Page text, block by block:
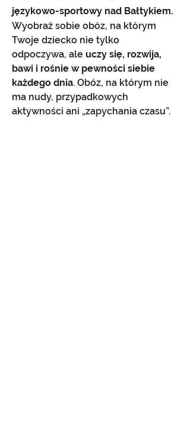
językowo-sportowy nad Bałtykiem.
Wyobraź sobie obóz, na którym
Twoje dziecko nie tylko
odpoczywa, ale uczy się, rozwija,
bawi i rośnie w pewności siebie
każdego dnia. Obóz, na którym nie
ma nudy, przypadkowych
aktywności ani „zapychania czasu”.